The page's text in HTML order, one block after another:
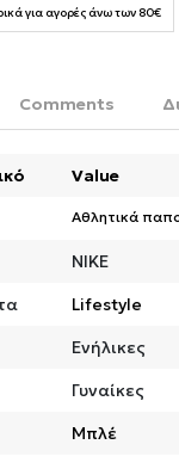
για αγορές άνω των 80€
Comments
Value
Αθλητικά
NIKE
Lifestyle
Ενήλικες
Γυναίκες
Μπλέ